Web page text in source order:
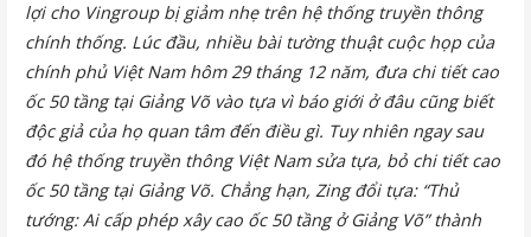
lợi cho Vingroup bị giảm nhẹ trên hệ thống truyền thông
chính thống. Lúc đầu, nhiều bài tường thuật cuộc họp của
chính phủ Việt Nam hôm 29 tháng 12 năm, đưa chi tiết cao
ốc 50 tầng tại Giảng Võ vào tựa vì báo giới ở đâu cũng biết
độc giả của họ quan tâm đến điều gì. Tuy nhiên ngay sau
đó hệ thống truyền thông Việt Nam sửa tựa, bỏ chi tiết cao
ốc 50 tầng tại Giảng Võ. Chẳng hạn, Zing đổi tựa: “Thủ
tướng: Ai cấp phép xây cao ốc 50 tầng ở Giảng Võ” thành